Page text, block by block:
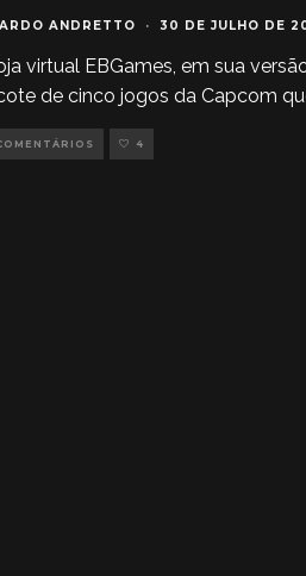
ANDRETTO · 30 DE JULHO DE
virtual EBGames, em sua
de cinco jogos da Capcom
4